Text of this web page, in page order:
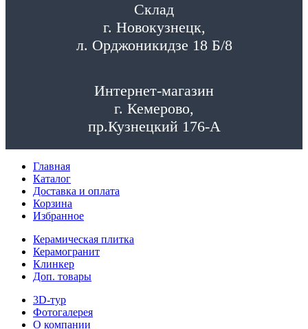
Склад
г. Новокузнецк,
л. Орджоникидзе 18 Б/8
Интернет-магазин
г. Кемерово,
пр.Кузнецкий 176-А
Главная
Каталог
Доставка и оплата
Корзина
Избранное
Керамическая плитка
Керамогранит
Клинкер
Доп. товары
3D-тур
Фотогалерея
О компании